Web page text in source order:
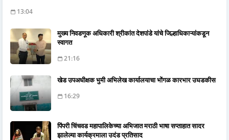
13:04
मुख्य निवडणूक अधिकारी श्रीकांत देशपांडे यांचे जिल्हाधिकाऱ्यांकडून
स्वागत
21:16
खेड उपअधीक्षक भुमी अभिलेख कार्यालयाचा भोंगळ कारभार उघडकीस
16:29
पिंपरी चिंचवड महापालिकेच्या अभिजात मराठी भाषा सप्ताहात सादर
झालेल्या कार्यक्रमाला उदंड प्रतिसाद